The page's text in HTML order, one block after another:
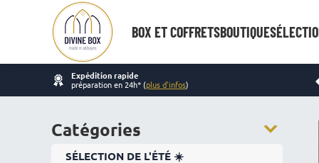
BOX ET COFFRETSBOUTIQUE
Expédition rapide
préparation en 24h* (plus d'infos)
Catégories
SÉLECTION DE L'ÉTÉ ☀️